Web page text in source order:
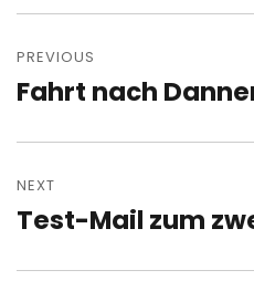
navigation
PREVIOUS
Previous
Fahrt nach
NEXT
Next
Test-Mail zum